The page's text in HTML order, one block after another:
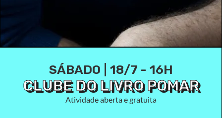
SÁBADO | 18/7 - 16H
CLUBE DO LIVRO POMAR
Atividade aberta e gratuita